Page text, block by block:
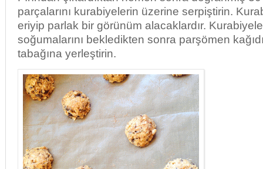
parçalarını kurabiyelerin üzerine serpiştirin.
eriyip parlak bir görünüm alacaklardır.
soğumalarını bekledikten sonra parşömen
tabağına yerleştirin.